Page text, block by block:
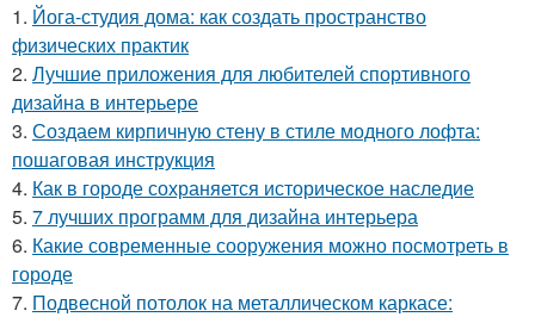
1. Йога-студия дома: как создать пространство
физических практик
2. Лучшие приложения для любителей спортивного
дизайна в интерьере
3. Создаем кирпичную стену в стиле модного лофта:
пошаговая инструкция
4. Как в городе сохраняется историческое наследие
5. 7 лучших программ для дизайна интерьера
6. Какие современные сооружения можно посмотреть в
городе
7. Подвесной потолок на металлическом каркасе: